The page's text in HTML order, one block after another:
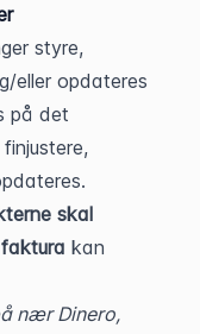
styre,
eller opdateres
på det
skal
faktura kan
nær Dinero,